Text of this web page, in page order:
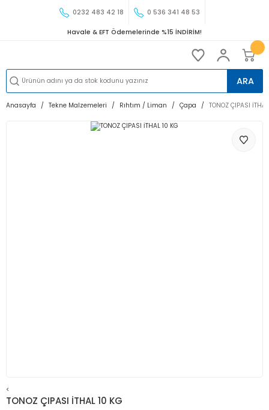
0232 483 42 18 0 536 341 48 53
Havale & EFT Ödemelerinde %15 İNDİRİM!
ARA
Anasayfa Tekne Malzemeleri Rıhtım / Liman Çapa TONOZ ÇIPASI
<
TONOZ ÇIPASI İTHAL 10 KG